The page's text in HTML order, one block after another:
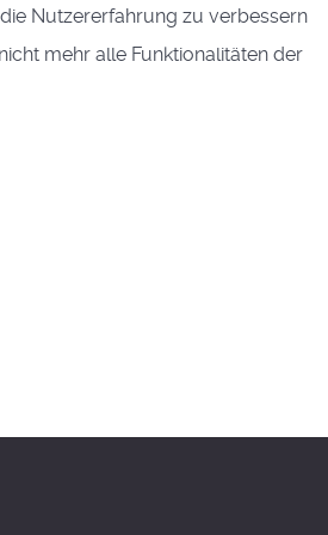
Nutzererfahrung zu verbessern
mehr alle Funktionalitäten der